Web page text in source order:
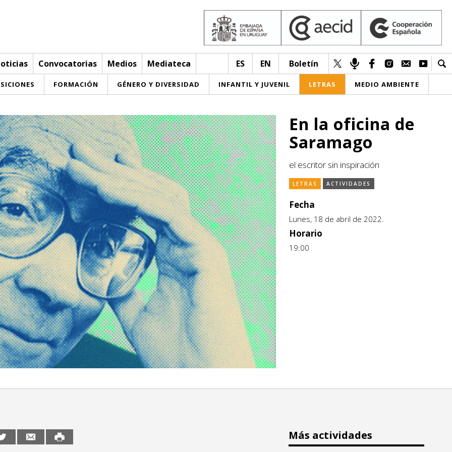
Convocatorias Medios Mediateca ES EN Boletín
FORMACIÓN GÉNERO Y DIVERSIDAD INFANTIL Y JUVENIL LETRAS MEDIO AMBIENTE
En la oficina de
Saramago
el escritor sin inspiración
LETRAS ACTIVIDADES
Fecha
Lunes, 18 de abril de 2022.
Horario
19:00
Más actividades